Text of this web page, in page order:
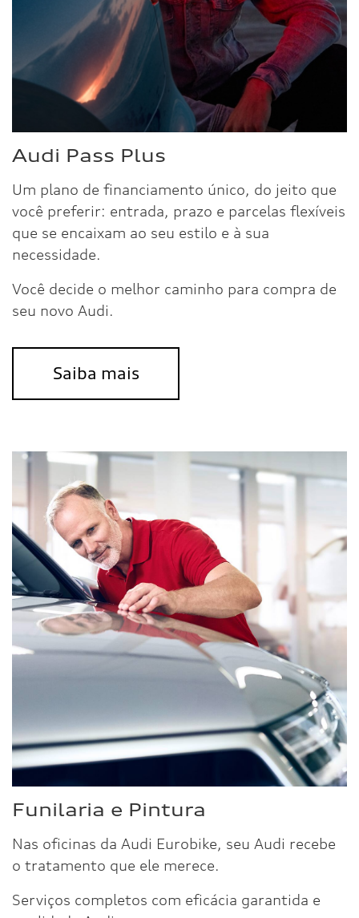
Audi Pass Plus
Um plano de financiamento único, do jeito que
você preferir: entrada, prazo e parcelas flexíveis
que se encaixam ao seu estilo e à sua
necessidade.
Você decide o melhor caminho para compra de
seu novo Audi.
Saiba mais
Funilaria e Pintura
Nas oficinas da Audi Eurobike, seu Audi recebe
o tratamento que ele merece.
Serviços completos com eficácia garantida e